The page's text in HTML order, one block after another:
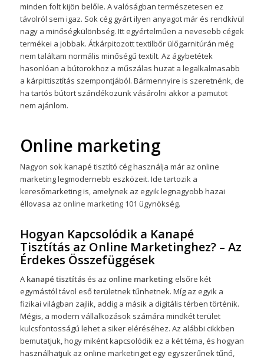
minden folt kijön belőle. A valóságban természetesen ez
távolról sem igaz. Sok cég gyárt ilyen anyagot már és rendkívül
nagy a minőségkülönbség. Itt egyértelműen a nevesebb cégek
termékei a jobbak. Átkárpitozott textilbőr ülőgarnitúrán még
nem találtam normális minőségű textilt. Az ágybetétek
hasonlóan a bútorokhoz a műszálas huzat a legalkalmasabb
a kárpittisztítás szempontjából. Bármennyire is szeretnénk, de
ha tartós bútort szándékozunk vásárolni akkor a pamutot
nem ajánlom.
Online marketing
Nagyon sok kanapé tisztító cég használja már az online
marketing legmodernebb eszközeit. Ide tartozik a
keresőmarketing is, amelynek az egyik legnagyobb hazai
éllovasa az online marketing101 ügynökség.
Hogyan Kapcsolódik a Kanapé
Tisztítás az Online Marketinghez? – Az
Érdekes Összefüggések
A kanapé tisztításés az online marketing elsőre két
egymástól távol eső területnek tűnhetnek. Míg az egyik a
fizikai világban zajlik, addig a másik a digitális térben történik.
Mégis, a modern vállalkozások számára mindkét terület
kulcsfontosságú lehet a siker eléréséhez. Az alábbi cikkben
bemutatjuk, hogy miként kapcsolódik ez a két téma, és hogyan
használhatjuk az online marketinget egy egyszerűnek tűnő,